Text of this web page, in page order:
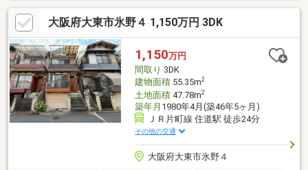
大阪府大東市氷野４ 1,150万円 3DK
1,150万円
間取り 3DK
建物面積55.35m2
土地面積47.78m2
築年月 1980年4月(築46年5ヶ月)
ＪＲ片町線 住道駅 徒歩24分
その他の交通
大阪府大東市氷野４